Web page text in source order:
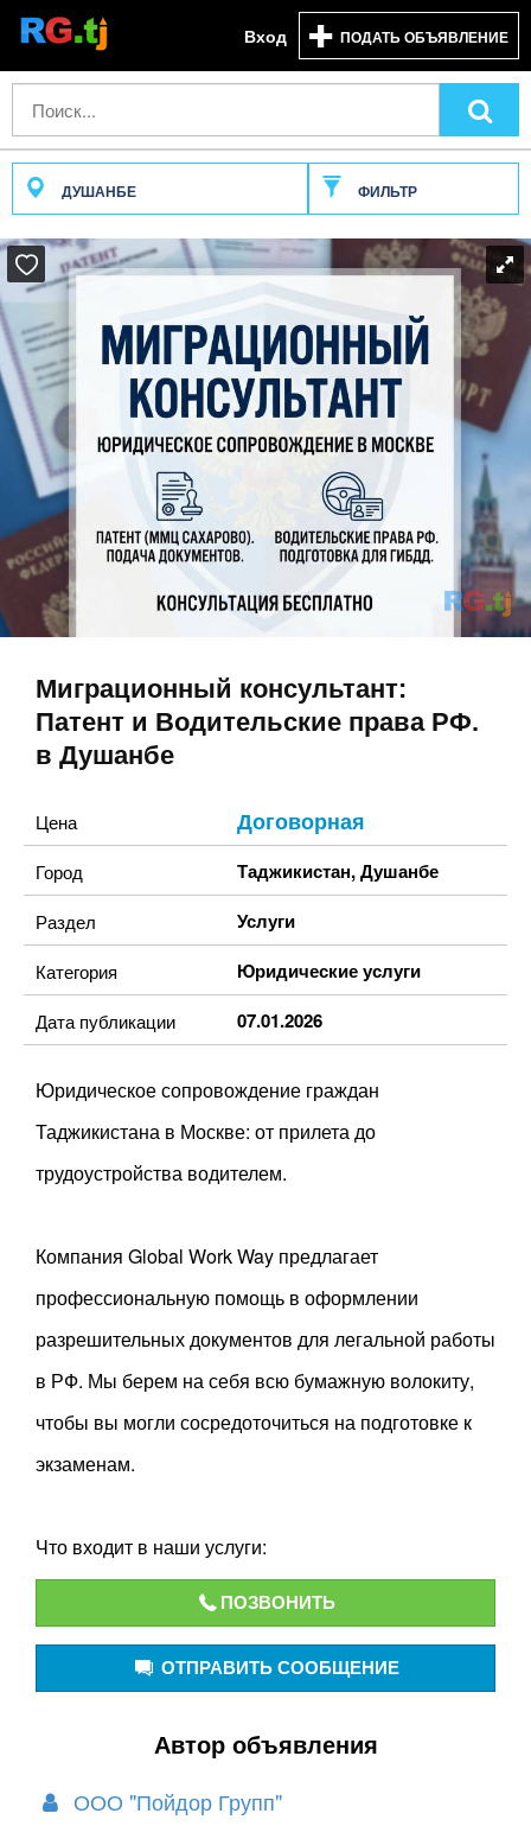
Вход ПОДАТЬ ОБЪЯВЛЕНИЕ
ДУШАНБЕ ФИЛЬТР
Миграционный консультант:
Патент и Водительские права РФ.
в Душанбе
Цена Договорная
Город Таджикистан,Душанбе
Раздел Услуги
Категория Юридические услуги
Дата публикации 07.01.2026
Юридическое сопровождение граждан
Таджикистана в Москве: от прилета до
трудоустройства водителем.
Компания Global Work Way предлагает
профессиональную помощь в оформлении
разрешительных документов для легальной работы
в РФ. Мы берем на себя всю бумажную волокиту,
чтобы вы могли сосредоточиться на подготовке к
экзаменам.
Что входит в наши услуги:
ПОЗВОНИТЬ
ОТПРАВИТЬ СООБЩЕНИЕ
Автор объявления
ООО "Пойдор Групп"